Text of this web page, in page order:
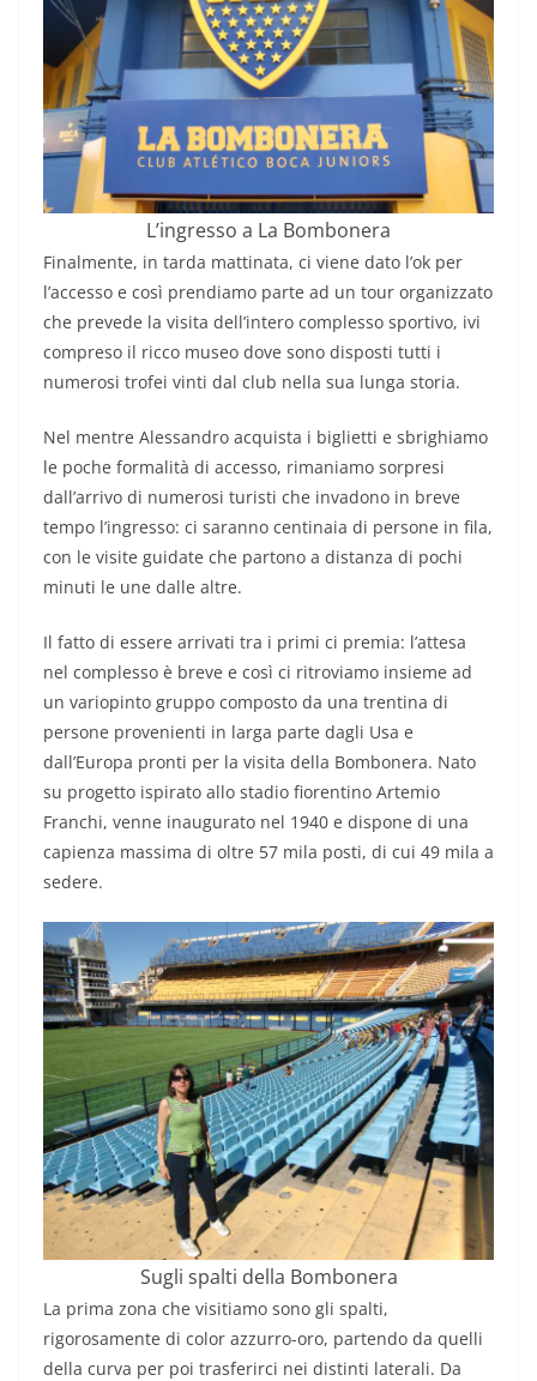
L’ingresso a La Bombonera
Finalmente, in tarda mattinata, ci viene dato l’ok per
l’accesso e così prendiamo parte ad un tour organizzato
che prevede la visita dell’intero complesso sportivo, ivi
compreso il ricco museo dove sono disposti tutti i
numerosi trofei vinti dal club nella sua lunga storia.
Nel mentre Alessandro acquista i biglietti e sbrighiamo
le poche formalità di accesso, rimaniamo sorpresi
dall’arrivo di numerosi turisti che invadono in breve
tempo l’ingresso: ci saranno centinaia di persone in fila,
con le visite guidate che partono a distanza di pochi
minuti le une dalle altre.
Il fatto di essere arrivati tra i primi ci premia: l’attesa
nel complesso è breve e così ci ritroviamo insieme ad
un variopinto gruppo composto da una trentina di
persone provenienti in larga parte dagli Usa e
dall’Europa pronti per la visita della Bombonera. Nato
su progetto ispirato allo stadio fiorentino Artemio
Franchi, venne inaugurato nel 1940 e dispone di una
capienza massima di oltre 57 mila posti, di cui 49 mila a
sedere.
Sugli spalti della Bombonera
La prima zona che visitiamo sono gli spalti,
rigorosamente di color azzurro-oro, partendo da quelli
della curva per poi trasferirci nei distinti laterali. Da